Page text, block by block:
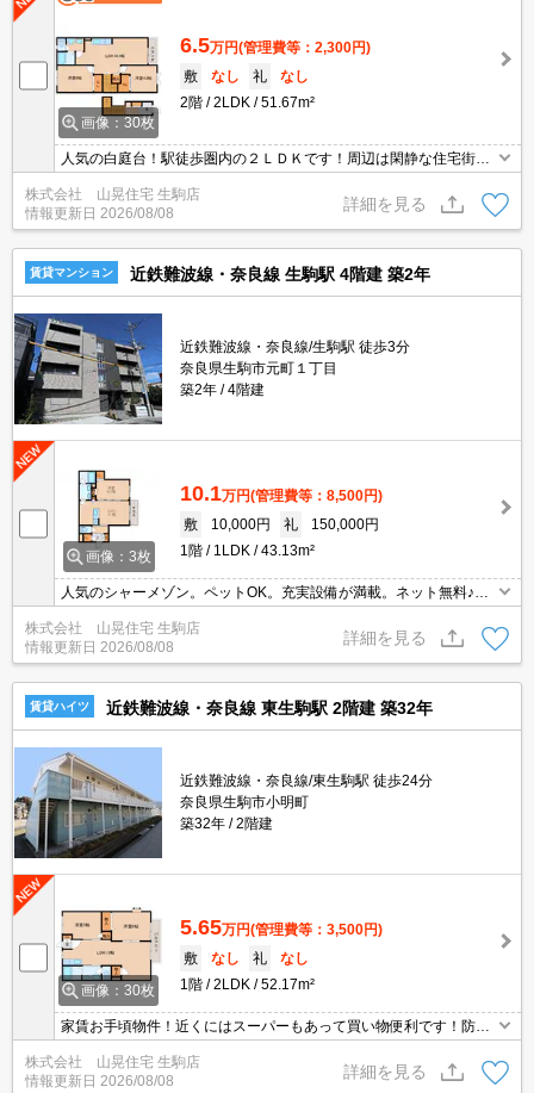
画像：30枚
6.5万円(管理費等：2,300円)
敷
なし 礼
なし
2階
2LDK 51.67m²
人気の白庭台！駅徒歩圏内の２ＬＤＫです！周辺は閑静な住宅街で
住み心地の良い住環境。けいはんな線の白庭台駅は大阪メトロ中央
線にも直結していますので通勤や通学にも便利☆追炊き機能付のお
風呂もポイント！
株式会社 山晃住宅 生駒店
情報更新日 2026/08/08
詳細を見る
賃貸マンション 近鉄難波線・奈良線 生駒駅 4階建 築2年
近鉄難波線・奈良線/生駒駅 徒歩3分
奈良県生駒市元町１丁目
築2年
4階建
画像：3枚
10.1万円(管理費等：8,500円)
敷
10,000円 礼
150,000円
1階
1LDK 43.13m²
人気のシャーメゾン。ペットOK。充実設備が満載。ネット無料♪オ
ートロックと防犯カメラで安心の防犯対策！高遮音床「SHAIDO5
5」採用。太陽光発電を入居者様に還元。システムキッチンや追い
焚き機能付きのお風呂など人気の快適設備が満載。ペットとお引越
しOKです♪
株式会社 山晃住宅 生駒店
情報更新日 2026/08/08
詳細を見る
賃貸ハイツ 近鉄難波線・奈良線 東生駒駅 2階建 築32年
近鉄難波線・奈良線/東生駒駅 徒歩24分
奈良県生駒市小明町
築32年
2階建
画像：30枚
5.65万円(管理費等：3,500円)
敷
なし 礼
なし
1階
2LDK 52.17m²
家賃お手頃物件！近くにはスーパーもあって買い物便利です！防犯
カメラとシャッター雨戸で安心生活。人気の独立洗面台。南向き日
当たり良好！オール洋室で新婚様におススメの間取りになっていま
す。フローリングでお掃除ラクラク。エアコン付きでお引越し費用
株式会社 山晃住宅 生駒店
情報更新日 2026/08/08
詳細を見る